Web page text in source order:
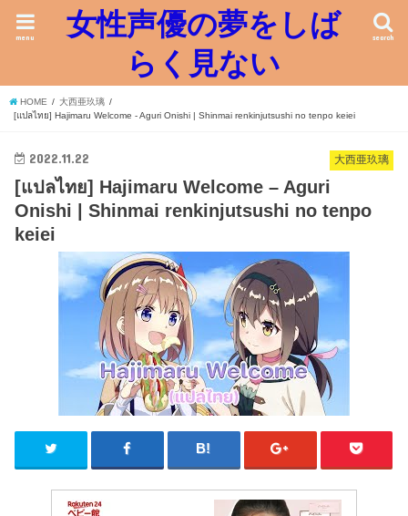
女性声優の夢をしば
らく見ない
search
menu
HOME
大西亜玖璃
[แปลไทย] Hajimaru Welcome - Aguri Onishi | Shinmai renkinjutsushi no tenpo keiei
大西亜玖璃
2022.11.22
[แปลไทย] Hajimaru Welcome – Aguri
Onishi | Shinmai renkinjutsushi no tenpo
keiei